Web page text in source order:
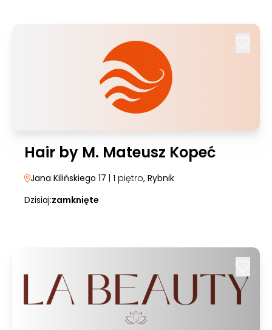
Hair by M. Mateusz Kopeć
Jana Kilińskiego 17 | 1 piętro, Rybnik
Dzisiaj:zamknięte